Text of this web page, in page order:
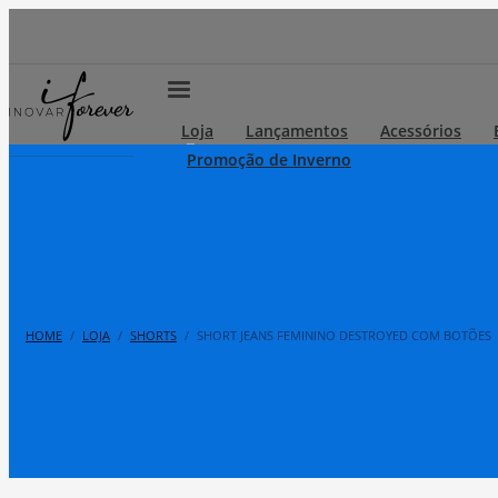
Loja Lançamentos Acessórios
Promoção de Inverno
HOME LOJA SHORTS SHORT JEANS FEMININO DESTROYED COM BOTÕES